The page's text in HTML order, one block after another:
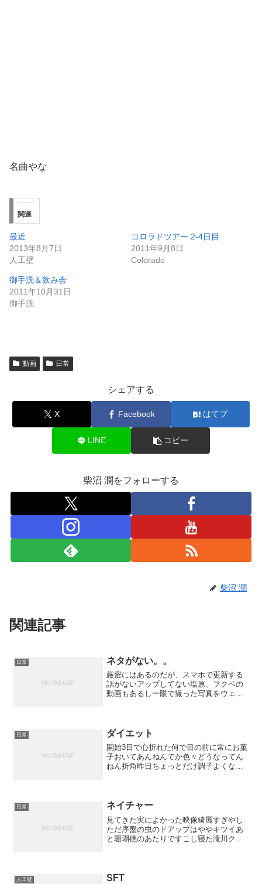
名曲やな
関連
最近
2013年8月7日
人工壁
コロラドツアー 2-4日目
2011年9月8日
Colorado
御手洗＆飲み会
2011年10月31日
御手洗
動画 日常
シェアする
X Facebook はてブ
LINE コピー
柴沼 潤をフォローする
柴沼 潤
関連記事
日常 ネタがない。。
厳密にはあるのだが、スマホで更新する
話がないアップしてない塩原、フクベの
動画もあるし一眼で撮った写真をウェブ
ック過ぎる土日あるだけマシ...
日常 ダイエット
開始3日で心折れた何で目の前に常にお菓
子おいてあんねんてか色々どうなってん
ねん折角昨日ちょっとだけ調子よくなっ
日常 ネイチャー
見てきた実によかった映像綺麗すぎやし
ただ序盤の虫のドアップはややキツイあ
と珊瑚礁のあたりですこし寝た滝川クリ
人工壁 SFT